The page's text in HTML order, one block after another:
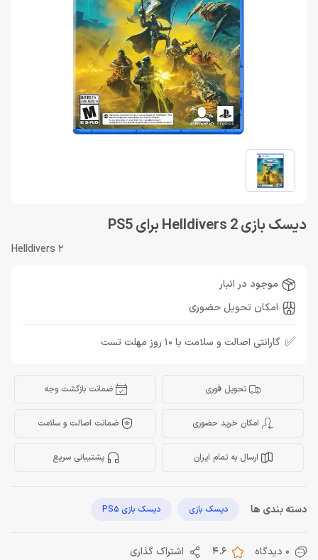
دیسک بازی Helldivers 2 برای PS5
Helldivers 2
موجود در انبار
امکان تحویل حضوری
✅ گارانتی اصالت و سلامت با 10 روز مهلت تست
تحویل فوری ضمانت بازگشت وجه
امکان خرید حضوری ضمانت اصالت و سلامت
ارسال به تمام ایران پشتیبانی سریع
دسته بندی ها دیسک بازی دیسک بازی PS5
0 دیدگاه 4.6 اشتراک گذاری